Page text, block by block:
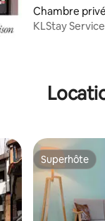
Chambre
g
KLStay
Superhôte
Superhôte